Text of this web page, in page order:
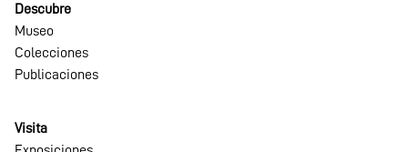
Descubre
Museo
Colecciones
Publicaciones
Visita